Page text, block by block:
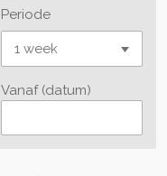
Periode
Vanaf (datum)